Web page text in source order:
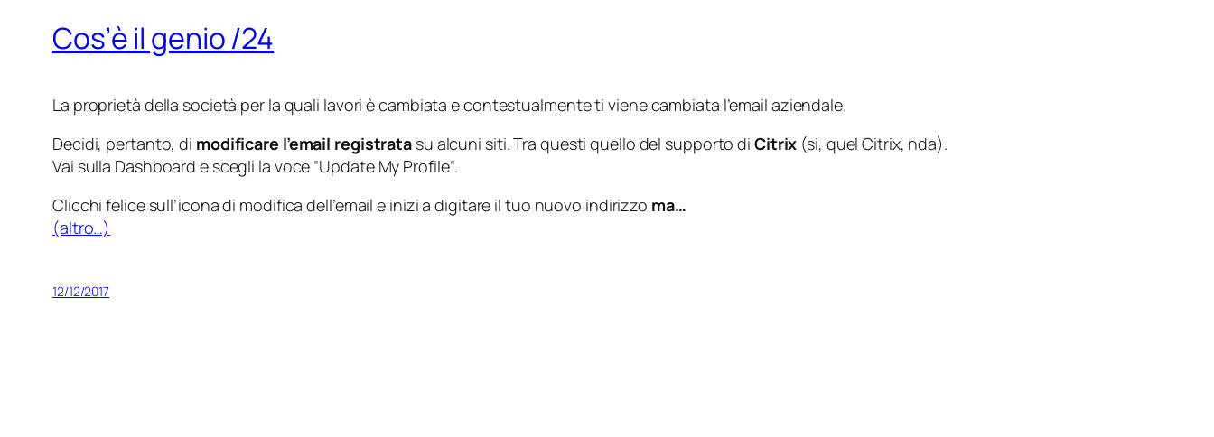
Cos’è il genio /24
La proprietà della società per la quali lavori è cambiata e contestualmente ti viene cambiata l’email aziendale.
Decidi, pertanto, di modificare l’email registrata su alcuni siti. Tra questi quello del supporto di Citrix (si, quel Citrix, nda).
Vai sulla Dashboard e scegli la voce “Update My Profile“.
Clicchifelicesull’icona di modifica dell’email e inizi a digitare il tuo nuovo indirizzo ma…
(altro…)
12/12/2017